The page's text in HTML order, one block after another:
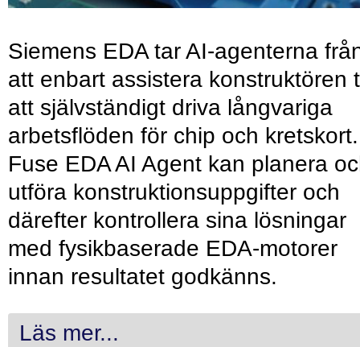
Siemens EDA tar AI-agenterna
att enbart assistera konstruktören
att självständigt driva långvariga
arbetsflöden för chip och kretskort.
Fuse EDA AI Agent kan planera
utföra konstruktionsuppgifter och
därefter kontrollera sina lösningar
med fysikbaserade EDA-motorer
innan resultatet godkänns.
Läs mer...